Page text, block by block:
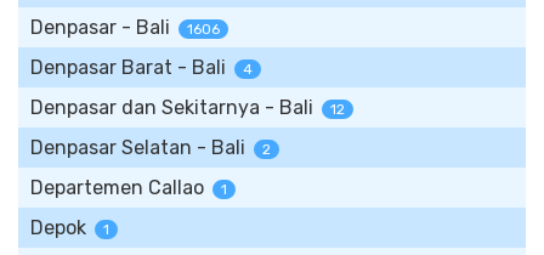
Denpasar - Bali 1606
Denpasar Barat - Bali 4
Denpasar dan Sekitarnya - Bali 12
Denpasar Selatan - Bali 2
Departemen Callao 1
Depok 1